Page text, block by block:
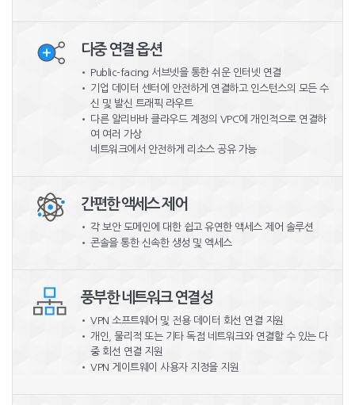
다중 연결 옵션
Public-facing 서브넷을 통한 쉬운 인터넷 연결
기업 데이터 센터에 안전하게 연결하고 인스턴스의 모든 수
신 및 발신 트래픽 라우트
다른 알리바바 클라우드 계정의 VPC에 개인적으로 연결하
여 여러 가상
네트워크에서 안전하게 리소스 공유 가능
간편한 액세스 제어
각 보안 도메인에 대한 쉽고 유연한 액세스 제어 솔루션
콘솔을 통한 신속한 생성 및 엑세스
풍부한 네트워크 연결성
VPN 소프트웨어 및 전용 데이터 회선 연결 지원
개인, 물리적 또는 기타 독점 네트워크와 연결할 수 있는 다
중 회선 연결 지원
VPN 게이트웨이 사용자 지정을 지원